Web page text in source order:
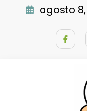
agosto